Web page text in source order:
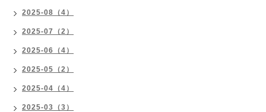
2025-08（4）
2025-07（2）
2025-06（4）
2025-05（2）
2025-04（4）
2025-03（3）